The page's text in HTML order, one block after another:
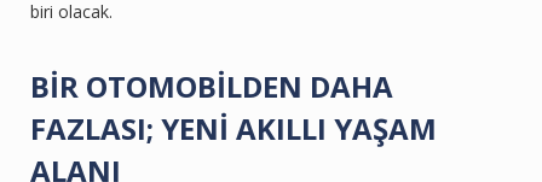
biri olacak.
BİR OTOMOBİLDEN DAHA
FAZLASI; YENİ AKILLI YAŞAM
ALANI